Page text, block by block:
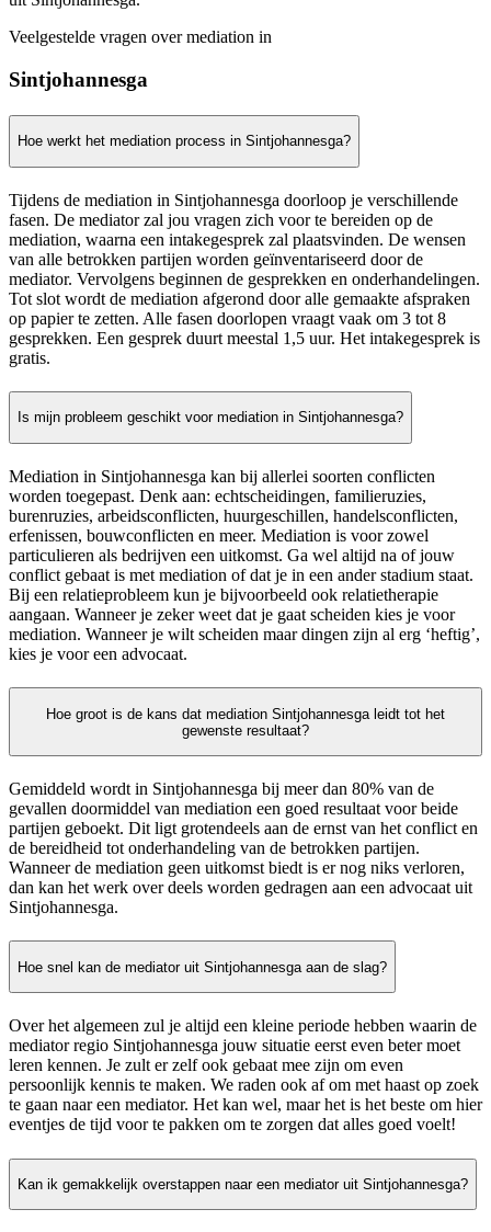
Veelgestelde vragen over mediation in
Sintjohannesga
Hoe werkt het mediation process in Sintjohannesga?
Tijdens de mediation in Sintjohannesga doorloop je verschillende
fasen. De mediator zal jou vragen zich voor te bereiden op de
mediation, waarna een intakegesprek zal plaatsvinden. De wensen
van alle betrokken partijen worden geïnventariseerd door de
mediator. Vervolgens beginnen de gesprekken en onderhandelingen.
Tot slot wordt de mediation afgerond door alle gemaakte afspraken
op papier te zetten. Alle fasen doorlopen vraagt vaak om 3 tot 8
gesprekken. Een gesprek duurt meestal 1,5 uur. Het intakegesprek is
gratis.
Is mijn probleem geschikt voor mediation in Sintjohannesga?
Mediation in Sintjohannesga kan bij allerlei soorten conflicten
worden toegepast. Denk aan: echtscheidingen, familieruzies,
burenruzies, arbeidsconflicten, huurgeschillen, handelsconflicten,
erfenissen, bouwconflicten en meer. Mediation is voor zowel
particulieren als bedrijven een uitkomst. Ga wel altijd na of jouw
conflict gebaat is met mediation of dat je in een ander stadium staat.
Bij een relatieprobleem kun je bijvoorbeeld ook relatietherapie
aangaan. Wanneer je zeker weet dat je gaat scheiden kies je voor
mediation. Wanneer je wilt scheiden maar dingen zijn al erg ‘heftig’,
kies je voor een advocaat.
Hoe groot is de kans dat mediation Sintjohannesga leidt tot het
gewenste resultaat?
Gemiddeld wordt in Sintjohannesga bij meer dan 80% van de
gevallen doormiddel van mediation een goed resultaat voor beide
partijen geboekt. Dit ligt grotendeels aan de ernst van het conflict en
de bereidheid tot onderhandeling van de betrokken partijen.
Wanneer de mediation geen uitkomst biedt is er nog niks verloren,
dan kan het werk over deels worden gedragen aan een advocaat uit
Sintjohannesga.
Hoe snel kan de mediator uit Sintjohannesga aan de slag?
Over het algemeen zul je altijd een kleine periode hebben waarin de
mediator regio Sintjohannesga jouw situatie eerst even beter moet
leren kennen. Je zult er zelf ook gebaat mee zijn om even
persoonlijk kennis te maken. We raden ook af om met haast op zoek
te gaan naar een mediator. Het kan wel, maar het is het beste om hier
eventjes de tijd voor te pakken om te zorgen dat alles goed voelt!
Kan ik gemakkelijk overstappen naar een mediator uit Sintjohannesga?